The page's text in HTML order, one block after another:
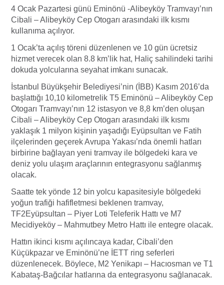
4 Ocak Pazartesi günü Eminönü -Alibeyköy Tramvayı’nın
Cibali – Alibeyköy Cep Otogarı arasındaki ilk kısmı
kullanıma açılıyor.
1 Ocak’ta açılış töreni düzenlenen ve 10 gün ücretsiz
hizmet verecek olan 8.8 km’lik hat, Haliç sahilindeki tarihi
dokuda yolcularına seyahat imkanı sunacak.
İstanbul Büyükşehir Belediyesi’nin (İBB) Kasım 2016’da
başlattığı 10,10 kilometrelik T5 Eminönü – Alibeyköy Cep
Otogarı Tramvayı’nın 12 istasyon ve 8,8 km’den oluşan
Cibali – Alibeyköy Cep Otogarı arasındaki ilk kısmı
yaklaşık 1 milyon kişinin yaşadığı Eyüpsultan ve Fatih
ilçelerinden geçerek Avrupa Yakası’nda önemli hatları
birbirine bağlayan yeni tramvay ile bölgedeki kara ve
deniz yolu ulaşım araçlarının entegrasyonu sağlanmış
olacak.
Saatte tek yönde 12 bin yolcu kapasitesiyle bölgedeki
yoğun trafiği hafifletmesi beklenen tramvay,
TF2Eyüpsultan – Piyer Loti Teleferik Hattı ve M7
Mecidiyeköy – Mahmutbey Metro Hattı ile entegre olacak.
Hattın ikinci kısmı açılıncaya kadar, Cibali’den
Küçükpazar ve Eminönü’ne İETT ring seferleri
düzenlenecek. Böylece, M2 Yenikapı – Hacıosman ve T1
Kabataş-Bağcılar hatlarına da entegrasyonu sağlanacak.